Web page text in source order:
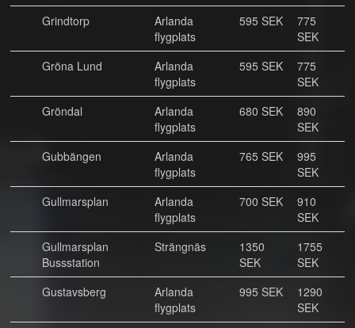
Grindtorp
Arlanda
flygplats
595 SEK
775
SEK
Gröna Lund
Arlanda
flygplats
595 SEK
775
SEK
Gröndal
Arlanda
flygplats
680 SEK
890
SEK
Gubbängen
Arlanda
flygplats
765 SEK
995
SEK
Gullmarsplan
Arlanda
flygplats
700 SEK
910
SEK
Gullmarsplan
Bussstation
Strängnäs
1350
SEK
1755
SEK
Gustavsberg
Arlanda
flygplats
995 SEK
1290
SEK